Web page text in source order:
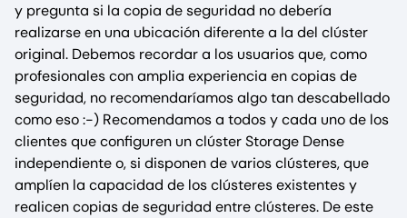
y pregunta si la copia de seguridad no debería
realizarse en una ubicación diferente a la del clúster
original. Debemos recordar a los usuarios que, como
profesionales con amplia experiencia en copias de
seguridad, no recomendaríamos algo tan descabellado
como eso :-) Recomendamos a todos y cada uno de los
clientes que configuren un clúster Storage Dense
independiente o, si disponen de varios clústeres, que
amplíen la capacidad de los clústeres existentes y
realicen copias de seguridad entre clústeres. De este